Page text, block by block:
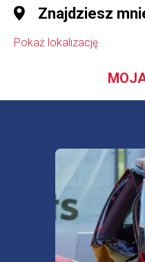
Znajdziesz
Pokaż lokalizację
Sprawdź